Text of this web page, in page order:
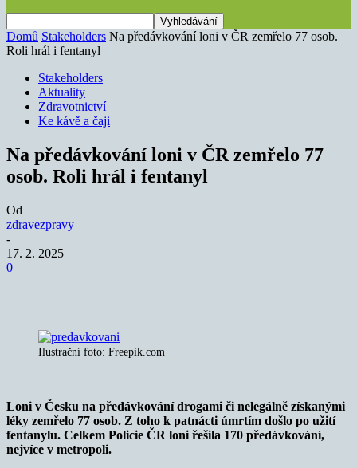
Domů Stakeholders Na předávkování loni v ČR zemřelo 77 osob.
Roli hrál i fentanyl
Stakeholders
Aktuality
Zdravotnictví
Ke kávě a čaji
Na předávkování loni v ČR zemřelo 77
osob. Roli hrál i fentanyl
Od
zdravezpravy
-
17. 2. 2025
0
Ilustrační foto: Freepik.com
Loni v Česku na předávkování drogami či nelegálně získanými
léky zemřelo 77 osob. Z toho k patnácti úmrtím došlo po užití
fentanylu. Celkem Policie ČR loni řešila 170 předávkování,
nejvíce v metropoli.